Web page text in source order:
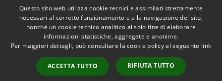
Accessibilità
Copyright © 2026 • Comune di
Marnate • Powered by
Municipium•
Accesso
redazione
Questo sito web utilizza cookie tecnici e assimilati strettamente
necessari al corretto funzionamento e alla navigazione del sito,
nonché un cookie tecnico analitico al solo fine di elaborare
informazioni statistiche, aggregate e anonime.
Per maggiori dettagli, può consultare la cookie policy al seguente link
ACCETTA TUTTO RIFIUTA TUTTO